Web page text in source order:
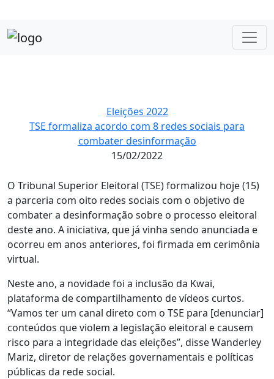
Eleições 2022
TSE formaliza acordo com 8 redes sociais para
combater desinformação
15/02/2022
O Tribunal Superior Eleitoral (TSE) formalizou hoje (15)
a parceria com oito redes sociais com o objetivo de
combater a desinformação sobre o processo eleitoral
deste ano. A iniciativa, que já vinha sendo anunciada e
ocorreu em anos anteriores, foi firmada em cerimônia
virtual.
Neste ano, a novidade foi a inclusão da Kwai,
plataforma de compartilhamento de vídeos curtos.
“Vamos ter um canal direto com o TSE para [denunciar]
conteúdos que violem a legislação eleitoral e causem
risco para a integridade das eleições”, disse Wanderley
Mariz, diretor de relações governamentais e políticas
públicas da rede social.